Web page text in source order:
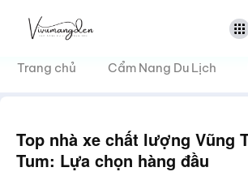
dungTrang chủ Cẩm Nang Du Lịch
Top nhà xe chất lượng Vũng
Tum: Lựa chọn hàng đầu